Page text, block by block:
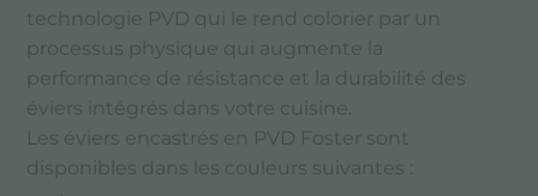
technologie PVD qui le rend colorier par un
processus physique qui augmente la
performance de résistance et la durabilité des
éviers intégrés dans votre cuisine.
Les éviers encastrés en PVD Foster sont
disponibles dans les couleurs suivantes :